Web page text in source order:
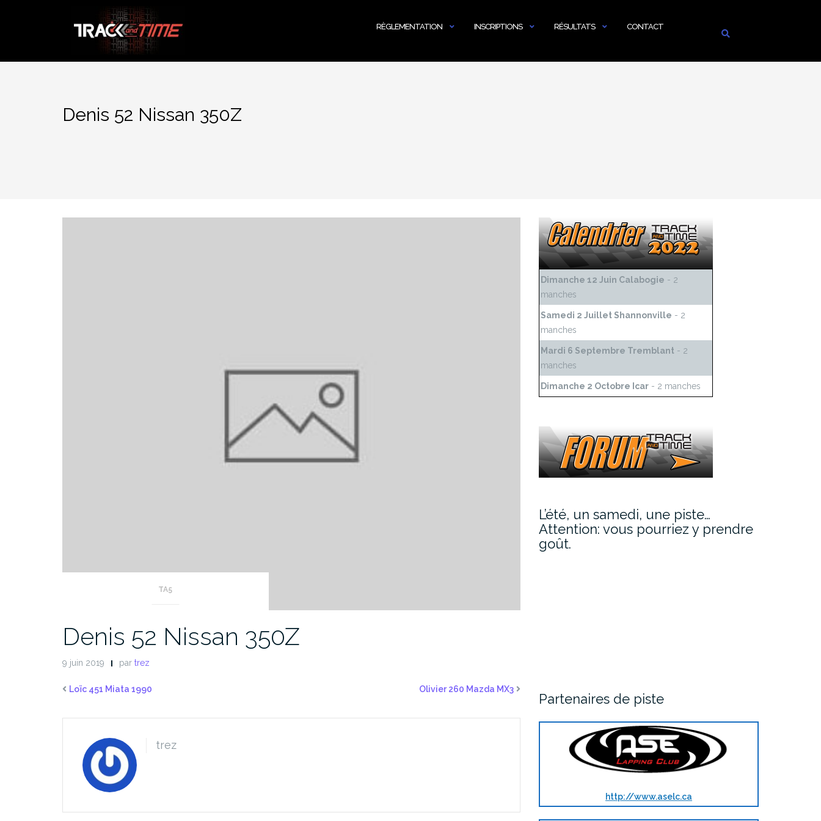
RÈGLEMENTATION INSCRIPTIONS RÉSULTATS CONTACT
Denis 52 Nissan 350Z
TA5
Denis 52 Nissan 350Z
9 juin 2019 par trez
Loïc 451 Miata 1990 Olivier 260 Mazda MX3
trez
Dimanche 12 Juin Calabogie - 2
manches
Samedi 2 Juillet Shannonville - 2
manches
Mardi 6 Septembre Tremblant - 2
manches
Dimanche 2 Octobre Icar - 2 manches
L’été, un samedi, une piste…
Attention: vous pourriez y prendre
goût.
Partenaires de piste
http://www.aselc.ca